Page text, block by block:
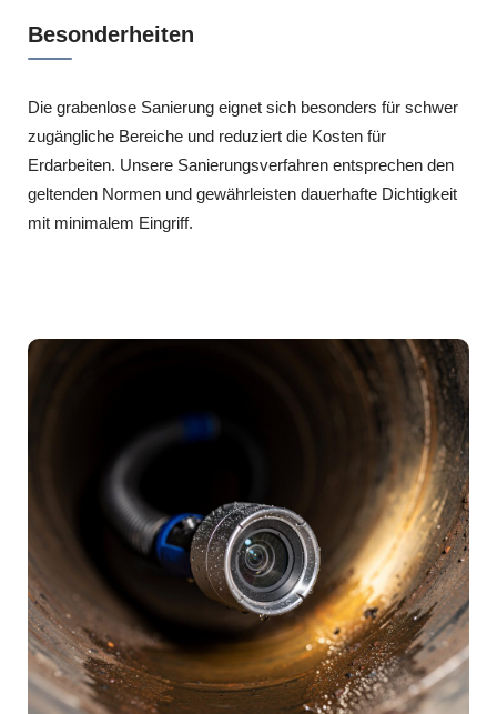
Besonderheiten
Die grabenlose Sanierung eignet sich besonders für schwer
zugängliche Bereiche und reduziert die Kosten für
Erdarbeiten. Unsere Sanierungsverfahren entsprechen den
geltenden Normen und gewährleisten dauerhafte Dichtigkeit
mit minimalem Eingriff.